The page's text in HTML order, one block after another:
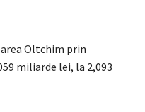
Oltchim prin
miliarde lei, la 2,093